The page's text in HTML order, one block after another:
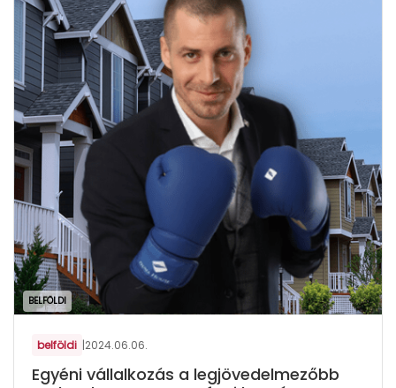
BELFÖLDI
belföldi |2024.06.06.
Egyéni vállalkozás a legjövedelmezőbb